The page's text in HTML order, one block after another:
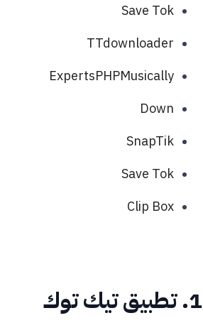
Save Tok
TTdownloader
ExpertsPHPMusically
Down
SnapTik
Save Tok
Clip Box
1. تطبيق تيك توك